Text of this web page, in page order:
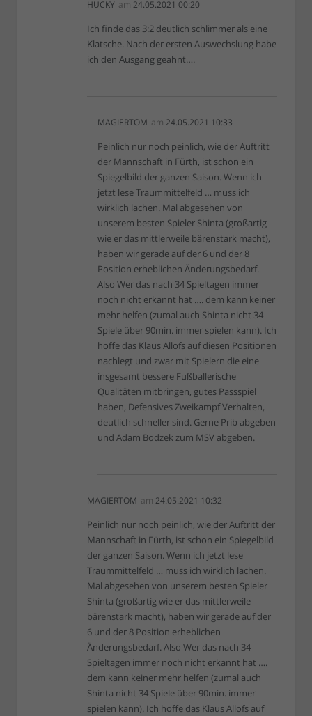
HUCKY am 24.05.2021 00:20
Ich finde das 3:2 deutlich schlimmer als eine
Klatsche. Nach der ersten Auswechslung habe
ich den Ausgang geahnt….
MAGIERTOM am 24.05.2021 10:33
Peinlich nur noch peinlich, wie der Auftritt
der Mannschaft in Fürth, ist schon ein
Spiegelbild der ganzen Saison. Wenn ich
jetzt lese Traummittelfeld … muss ich
wirklich lachen. Mal abgesehen von
unserem besten Spieler Shinta (großartig
wie er das mittlerweile bärenstark macht),
haben wir gerade auf der 6 und der 8
Position erheblichen Änderungsbedarf.
Also Wer das nach 34 Spieltagen immer
noch nicht erkannt hat …. dem kann keiner
mehr helfen (zumal auch Shinta nicht 34
Spiele über 90min. immer spielen kann). Ich
hoffe das Klaus Allofs auf diesen Positionen
nachlegt und zwar mit Spielern die eine
insgesamt bessere Fußballerische
Qualitäten mitbringen, gutes Passspiel
haben, Defensives Zweikampf Verhalten,
deutlich schneller sind. Gerne Prib abgeben
und Adam Bodzek zum MSV abgeben.
MAGIERTOM am 24.05.2021 10:32
Peinlich nur noch peinlich, wie der Auftritt der
Mannschaft in Fürth, ist schon ein Spiegelbild
der ganzen Saison. Wenn ich jetzt lese
Traummittelfeld … muss ich wirklich lachen.
Mal abgesehen von unserem besten Spieler
Shinta (großartig wie er das mittlerweile
bärenstark macht), haben wir gerade auf der
6 und der 8 Position erheblichen
Änderungsbedarf. Also Wer das nach 34
Spieltagen immer noch nicht erkannt hat ….
dem kann keiner mehr helfen (zumal auch
Shinta nicht 34 Spiele über 90min. immer
spielen kann). Ich hoffe das Klaus Allofs auf